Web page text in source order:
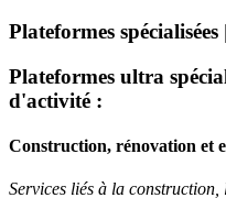
Plateformes
Plateformes ultra
d'activité :
Construction, rénovation et
Services liés à la